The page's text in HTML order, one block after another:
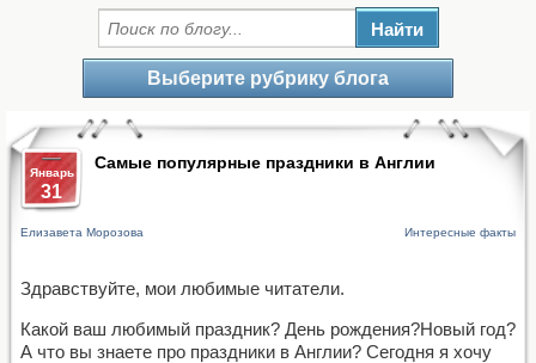
Выберите рубрику блога
Январь
31
Самые популярные праздники в Англии
Елизавета Морозова Интересные факты
Здравствуйте, мои любимые читатели.
Какой ваш любимый праздник? День рождения?Новый год?
А что вы знаете про праздники в Англии? Сегодня я хочу